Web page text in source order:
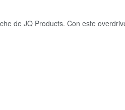
de JQ Products. Con este